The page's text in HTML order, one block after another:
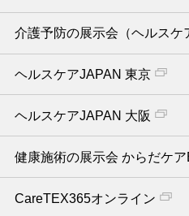
介護予防の展示会（ヘルスケ
ヘルスケアJAPAN 東京
ヘルスケアJAPAN 大阪
健康施術の展示会 からだケ
CareTEX365オンライン